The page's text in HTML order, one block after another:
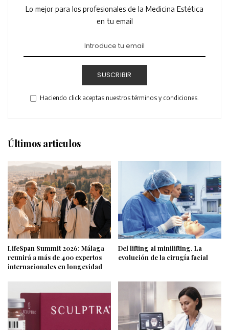
Lo mejor para los profesionales de la Medicina Estética
en tu email
SUSCRIBIR
Haciendo click aceptas nuestros términos y condiciones.
Últimos articulos
LifeSpan Summit 2026: Málaga
reunirá a más de 400 expertos
internacionales en longevidad
Del lifting al minilifting. La
evolución de la cirugía facial